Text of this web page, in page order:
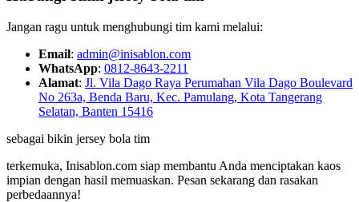
Jangan ragu untuk menghubungi tim kami melalui:
Email: admin@inisablon.com
WhatsApp: 0812-8643-2211
Alamat: Jl. Vila Dago Raya Perumahan Vila Dago Boulevard
No 263a, Benda Baru, Kec. Pamulang, Kota Tangerang
Selatan, Banten 15416
sebagai bikin jersey bola tim
terkemuka, Inisablon.com siap membantu Anda menciptakan kaos
impian dengan hasil memuaskan. Pesan sekarang dan rasakan
perbedaannya!